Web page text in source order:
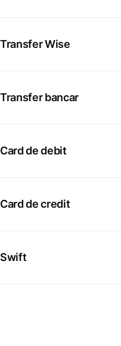
Transfer Wise
Transfer bancar
Card de debit
Card de credit
Swift